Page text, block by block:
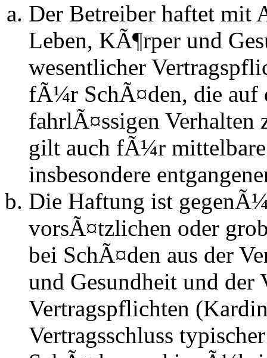
Der Betreiber haftet mit
Leben, KÃ¶rper und
wesentlicher
fÃ¼r SchÃ¤den, die auf
fahrlÃ¤ssigen
gilt auch fÃ¼r
insbesondere
Die Haftung ist
vorsÃ¤tzlichen oder
bei SchÃ¤den aus der
und Gesundheit und der
Vertragspflichten
Vertragsschluss